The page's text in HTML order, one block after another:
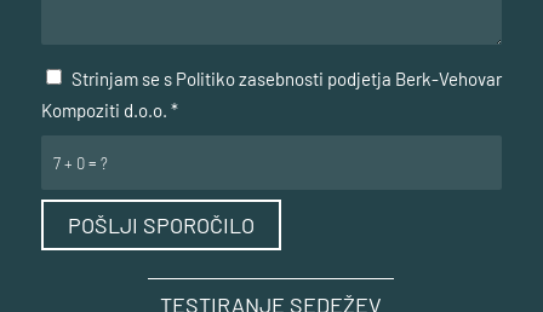
7 + 0 = ?
TESTIRANJE SEDEŽEV
NAROČITE SE NA E-NOVICE